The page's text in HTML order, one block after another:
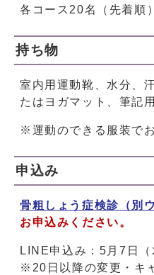
各コース20名（先着順）
持ち物
室内用運動靴、水分、
たはヨガマット、筆記
※運動のできる服装で
申込み
骨粗しょう症検診 （別
お申込みください。
LINE申込み：5月7日
※20日以降の変更・キ